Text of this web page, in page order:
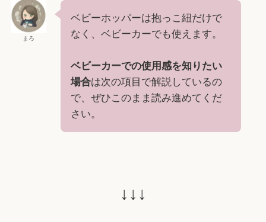
まろ
ベビーホッパーは抱っこ紐だけで
なく、ベビーカーでも使えます。
ベビーカーでの使用感を知りたい
場合は次の項目で解説しているの
で、ぜひこのまま読み進めてくだ
さい。
↓↓↓